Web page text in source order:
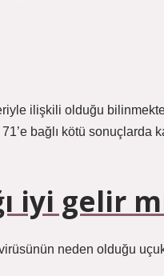
ilişkili olduğu
bağlı kötü sonuçlarda
iyi gelir
virüsünün neden olduğu